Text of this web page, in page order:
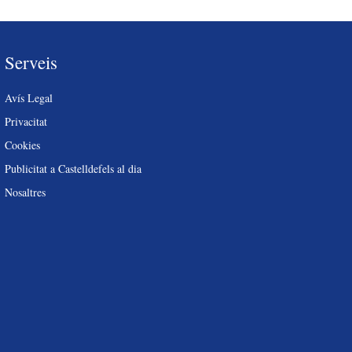
Serveis
Avís Legal
Privacitat
Cookies
Publicitat a Castelldefels al dia
Nosaltres